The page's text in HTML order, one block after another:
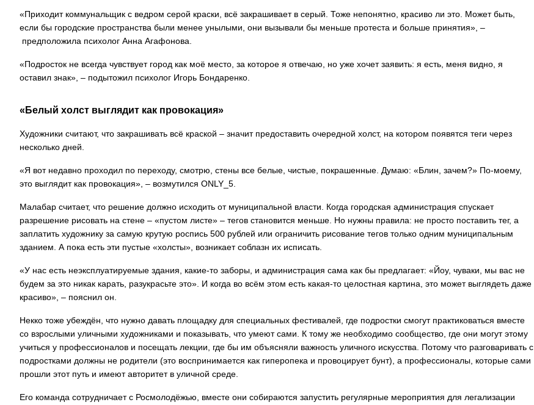
«Приходит коммунальщик с ведром серой краски, всё закрашивает в серый. Тоже непонятно, красиво ли это. Может быть,
если бы городские пространства были менее унылыми, они вызывали бы меньше протеста и больше принятия», –
предположила психолог Анна Агафонова.
«Подросток не всегда чувствует город как моё место, за которое я отвечаю, но уже хочет заявить: я есть, меня видно, я
оставил знак», – подытожил психолог Игорь Бондаренко.
«Белый холст выглядит как провокация»
Художники считают, что закрашивать всё краской – значит предоставить очередной холст, на котором появятся теги через
несколько дней.
«Я вот недавно проходил по переходу, смотрю, стены все белые, чистые, покрашенные. Думаю: «Блин, зачем?» По-моему,
это выглядит как провокация», – возмутился ONLY_5.
Малабар считает, что решение должно исходить от муниципальной власти. Когда городская администрация спускает
разрешение рисовать на стене – «пустом листе» – тегов становится меньше. Но нужны правила: не просто поставить тег, а
заплатить художнику за самую крутую роспись 500 рублей или ограничить рисование тегов только одним муниципальным
зданием. А пока есть эти пустые «холсты», возникает соблазн их исписать.
«У нас есть неэксплуатируемые здания, какие-то заборы, и администрация сама как бы предлагает: «Йоу, чуваки, мы вас не
будем за это никак карать, разукрасьте это». И когда во всём этом есть какая-то целостная картина, это может выглядеть даже
красиво», – пояснил он.
Некко тоже убеждён, что нужно давать площадку для специальных фестивалей, где подростки смогут практиковаться вместе
со взрослыми уличными художниками и показывать, что умеют сами. К тому же необходимо сообщество, где они могут этому
учиться у профессионалов и посещать лекции, где бы им объясняли важность уличного искусства. Потому что разговаривать с
подростками должны не родители (это воспринимается как гиперопека и провоцирует бунт), а профессионалы, которые сами
прошли этот путь и имеют авторитет в уличной среде.
Его команда сотрудничает с Росмолодёжью, вместе они собираются запустить регулярные мероприятия для легализации